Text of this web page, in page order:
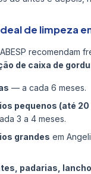
de limpeza
recomendam
de caixa de
— a cada 6 meses.
pequenos (até
3 a 4 meses.
grandes em
padarias,